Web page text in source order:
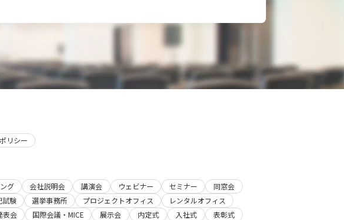
リシー
グ 会社説明会 講演会 ウェビナー セミナー
同窓会
試験 選挙事務所 プロジェクトオフィス
レンタルオフィス
表会 国際会議・MICE 展示会 内定式 入社式
表彰式